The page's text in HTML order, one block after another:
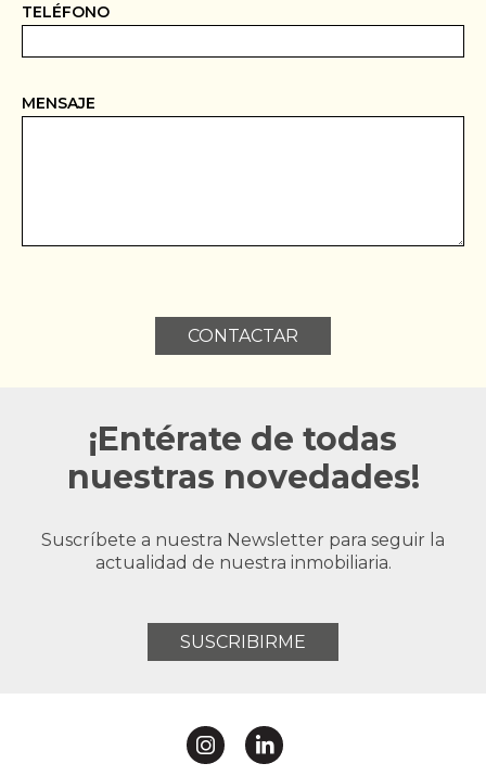
TELÉFONO
MENSAJE
CONTACTAR
¡Entérate de todas
nuestras novedades!
Suscríbete a nuestra Newsletter para seguir la
actualidad de nuestra inmobiliaria.
SUSCRIBIRME